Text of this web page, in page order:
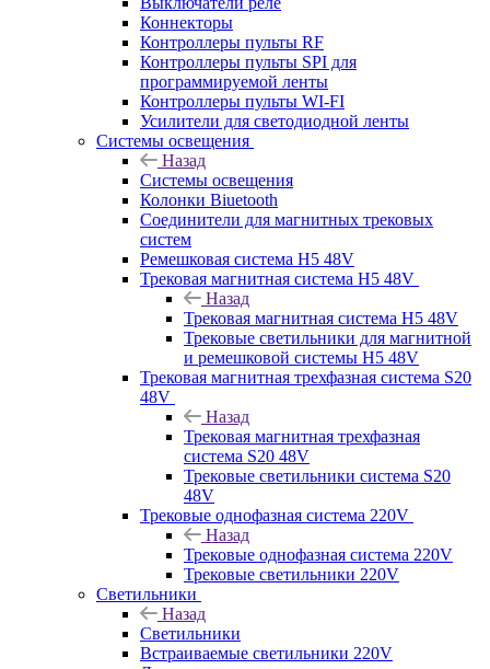
Коннекторы
Контроллеры пульты RF
Контроллеры пульты SPI для
программируемой ленты
Контроллеры пульты WI-FI
Усилители для светодиодной ленты
Системы освещения
Назад
Системы освещения
Колонки Biuetooth
Соединители для магнитных трековых
систем
Ремешковая система H5 48V
Трековая магнитная система H5 48V
Назад
Трековая магнитная система H5 48V
Трековые светильники для магнитной
и ремешковой системы H5 48V
Трековая магнитная трехфазная система S20
48V
Назад
Трековая магнитная трехфазная
система S20 48V
Трековые светильники система S20
48V
Трековые однофазная система 220V
Назад
Трековые однофазная система 220V
Трековые светильники 220V
Светильники
Назад
Светильники
Встраиваемые светильники 220V